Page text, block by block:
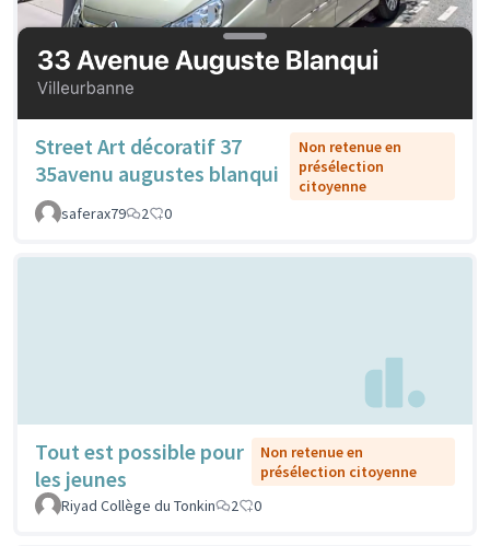
Street Art décoratif 37
35avenu augustes blanqui
Non retenue en
présélection
citoyenne
saferax79
2 0
Tout est possible pour
les jeunes
Non retenue en
présélection citoyenne
Riyad Collège du Tonkin
2 0